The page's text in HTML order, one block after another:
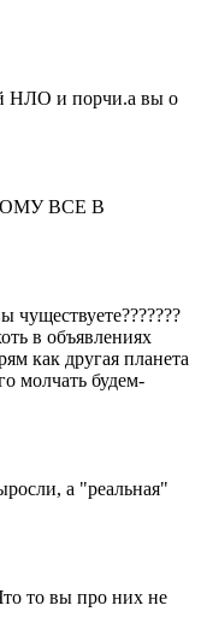
НЛО и порчи.а вы о
ВСЕ В
чуществуете???????
в объявлениях
как другая планета
молчать будем-
а "реальная"
то вы про них не